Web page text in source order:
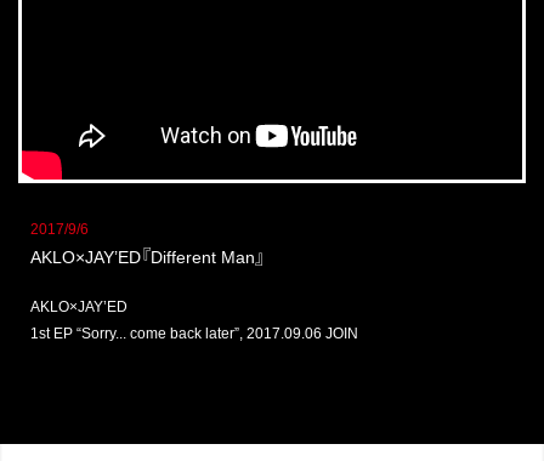
2017/9/6
AKLO×JAY’ED『Different Man 』
AKLO×JAY’ED
1st EP “Sorry... come back later”, 2017.09.06 JOIN